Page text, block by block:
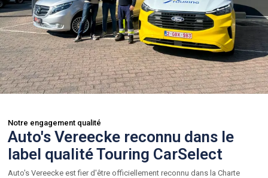
Notre engagement qualité
Auto's Vereecke reconnu dans le
label qualité Touring CarSelect
Auto's Vereecke est fier d'être officiellement reconnu dans la Charte